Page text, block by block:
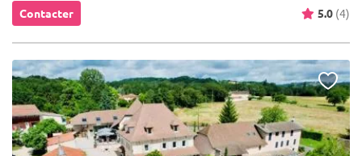
Contacter 5.0 (4)